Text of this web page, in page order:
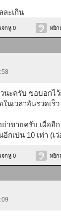
ละเกิน
จกหู 0 หยิก
นะครับ ขอบอกไ
นเวลาอันรวดเร็ว
าขายครับ เผื่ออี
กเปน 10 เท่า (เ
จกหู 0 หยิก